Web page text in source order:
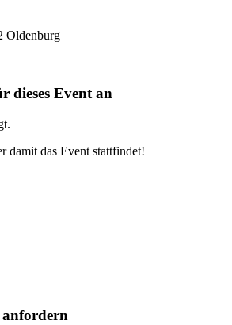
Oldenburg
dieses Event an
damit das Event stattfindet!
anfordern